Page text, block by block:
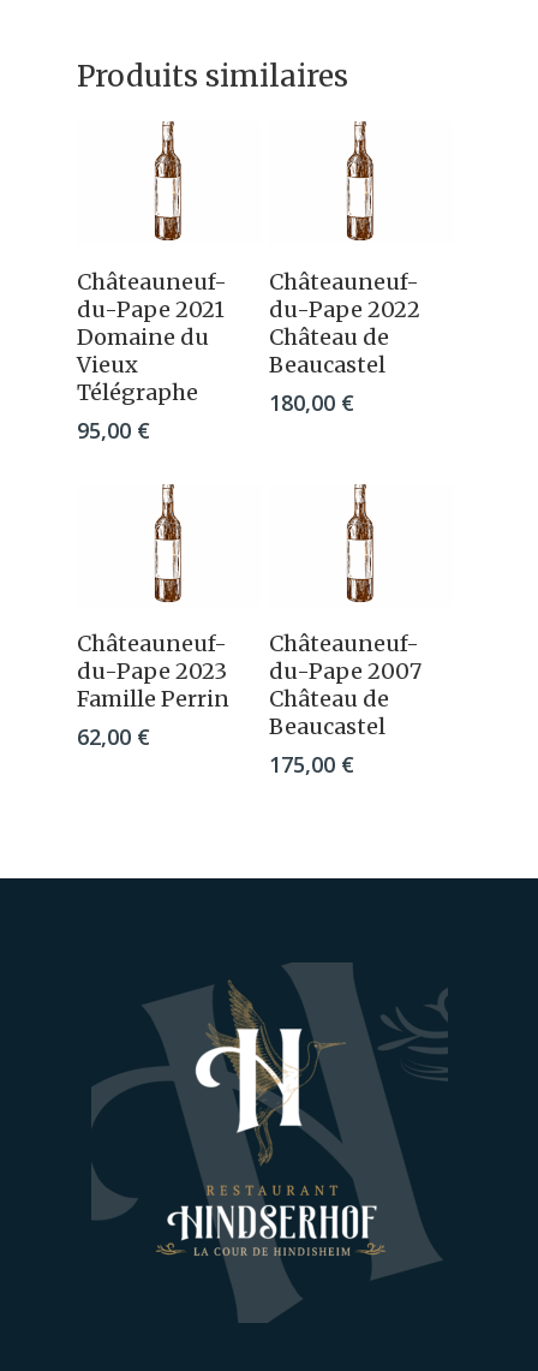
Télégraphe
Produits similaires
Ajouter Au
Panier
Châteauneuf-
du-Pape 2021
Domaine du
Vieux
Télégraphe
95,00 €
Ajouter Au
Panier
Châteauneuf-
du-Pape 2022
Château de
Beaucastel
180,00 €
Ajouter Au
Panier
Châteauneuf-
du-Pape 2023
Famille Perrin
62,00 €
Ajouter Au
Panier
Châteauneuf-
du-Pape 2007
Château de
Beaucastel
175,00 €